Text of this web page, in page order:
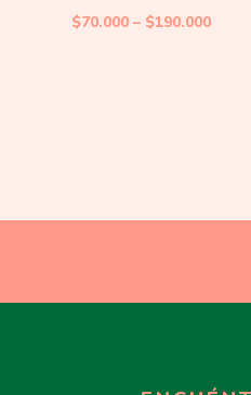
$70.000 – $190.000